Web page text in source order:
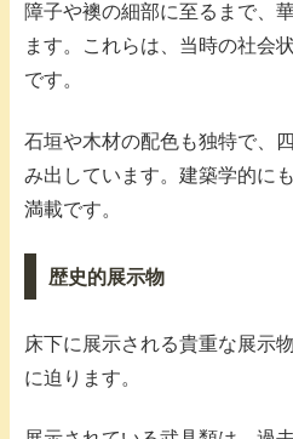
障子や襖の細部に至るまで、
ます。これらは、当時の社会
です。
石垣や木材の配色も独特で、
み出しています。建築学的に
満載です。
歴史的展示物
床下に展示される貴重な展示
に迫ります。